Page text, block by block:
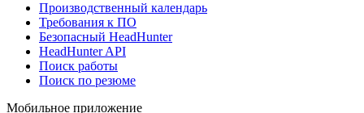
Производственный календарь
Требования к ПО
Безопасный HeadHunter
HeadHunter API
Поиск работы
Поиск по резюме
Мобильное приложение